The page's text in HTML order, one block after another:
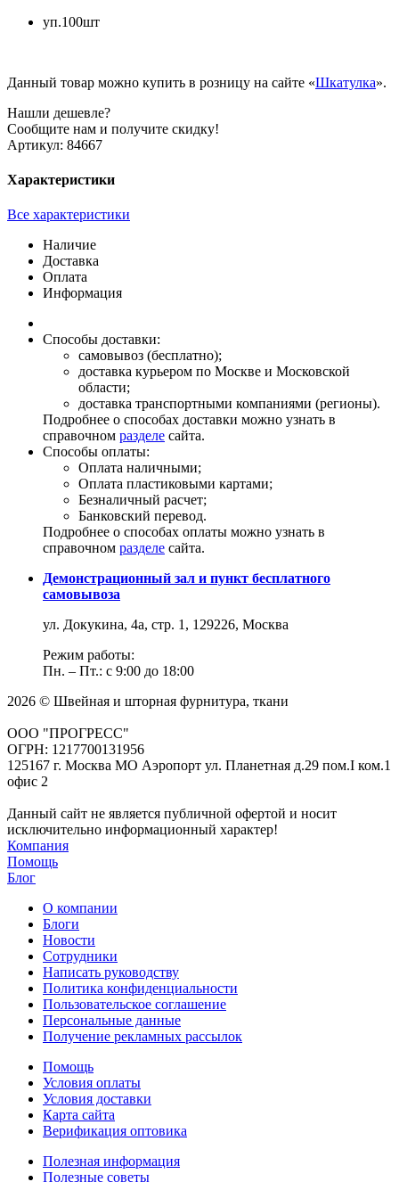
уп.100шт
Данный товар можно купить в розницу на сайте «Шкатулка».
Нашли дешевле?
Сообщите нам и получите скидку!
Артикул: 84667
Характеристики
Все характеристики
Наличие
Доставка
Оплата
Информация
Способы доставки:
самовывоз (бесплатно);
доставка курьером по Москве и Московской
области;
доставка транспортными компаниями (регионы).
Подробнее о способах доставки можно узнать в
справочном разделе сайта.
Способы оплаты:
Оплата наличными;
Оплата пластиковыми картами;
Безналичный расчет;
Банковский перевод.
Подробнее о способах оплаты можно узнать в
справочном разделе сайта.
Демонстрационный зал и пункт бесплатного
самовывоза
ул. Докукина, 4а, стр. 1, 129226, Москва
Режим работы:
Пн. – Пт.: с 9:00 до 18:00
2026 © Швейная и шторная фурнитура, ткани
ООО "ПРОГРЕСС"
ОГРН: 1217700131956
125167 г. Москва МО Аэропорт ул. Планетная д.29 пом.I ком.1
офис 2
Данный сайт не является публичной офертой и носит
исключительно информационный характер!
Компания
Помощь
Блог
О компании
Блоги
Новости
Сотрудники
Написать руководству
Политика конфиденциальности
Пользовательское соглашение
Персональные данные
Получение рекламных рассылок
Помощь
Условия оплаты
Условия доставки
Карта сайта
Верификация оптовика
Полезная информация
Полезные советы